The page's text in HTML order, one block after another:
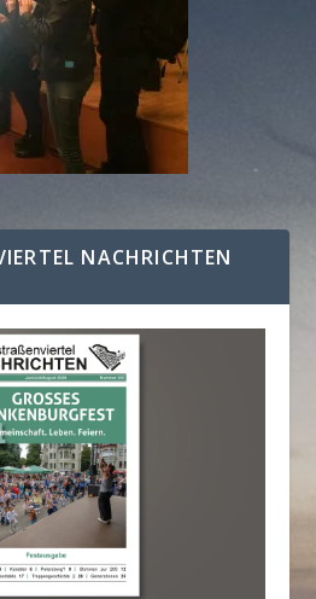
NACHRICHTEN A